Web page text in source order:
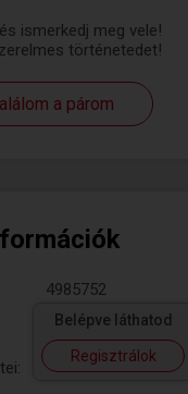
ismerkedj meg vele!
történetedet!
a párom
4985752
Belépve láthatod
Regisztrálok